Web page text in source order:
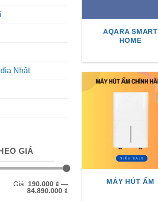
Nhật
GIÁ
Giá: 190.000 ₫—
84.890.000 ₫
AQARA SMART
HOME
MÁY HÚT ẨM